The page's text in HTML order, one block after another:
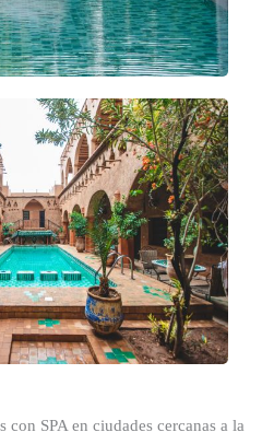
SPA en ciudades cercanas a la